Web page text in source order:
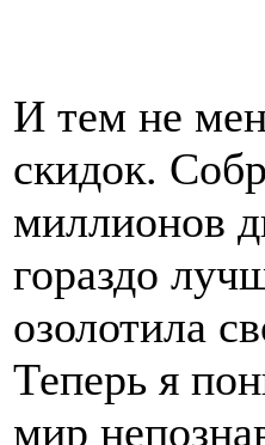
И тем не
скидок.
миллионов
гораздо
озолотила
Теперь я
мир